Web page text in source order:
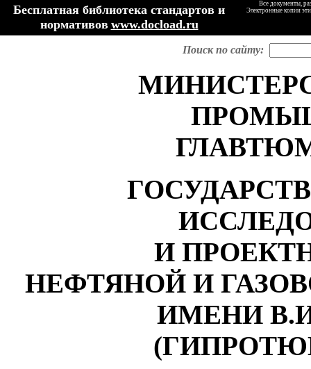
Бесплатная библиотека стандартов и
нормативов www.docload.ru
Все документы,
Электронные копии
Поиск по сайту:
МИН
ГЛАВТЮ
И
И
НЕФТЯНОЙ И
ИМЕНИ
(ГИПРОТЮ